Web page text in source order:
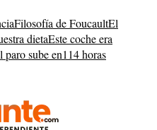
Filosofía de FoucaultEl
dietaEste coche era
paro sube en114 horas